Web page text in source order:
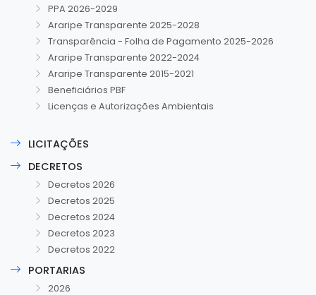
PPA 2026-2029
Araripe Transparente 2025-2028
Transparência - Folha de Pagamento 2025-2026
Araripe Transparente 2022-2024
Araripe Transparente 2015-2021
Beneficiários PBF
Licenças e Autorizações Ambientais
LICITAÇÕES
DECRETOS
Decretos 2026
Decretos 2025
Decretos 2024
Decretos 2023
Decretos 2022
PORTARIAS
2026